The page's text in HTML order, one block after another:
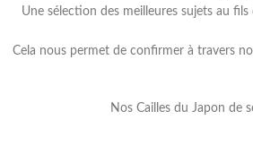
Une sélection des meilleures sujets au
Cela nous permet de confirmer à travers
Nos Cailles du Japon de